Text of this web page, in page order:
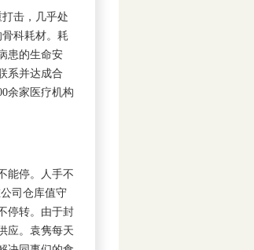
击，几乎处
科耗材。耗
患的生命安
系并达成合
余家医疗机构
能停。人手不
司仓库值守
停转。由于封
应。袁隽每天